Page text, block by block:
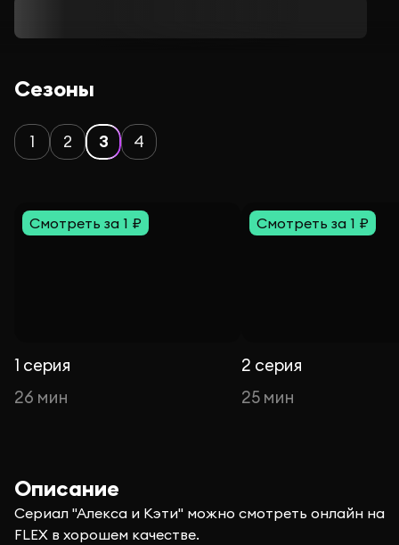
Сезоны
1 2 3 4
Смотреть за 1 ₽
1 серия
26 мин
Смотреть за 1 ₽
2 серия
25 мин
Описание
Сериал "Алекса и Кэти" можно смотреть онлайн на
FLEX в хорошем качестве.